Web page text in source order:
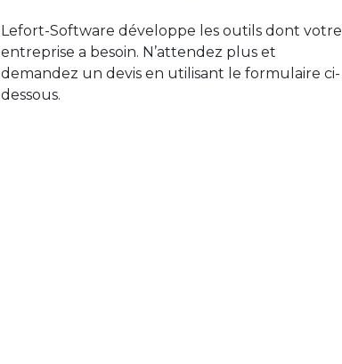
Lefort-Software développe les outils dont votre
entreprise a besoin. N’attendez plus et
demandez un devis en utilisant le formulaire ci-
dessous.